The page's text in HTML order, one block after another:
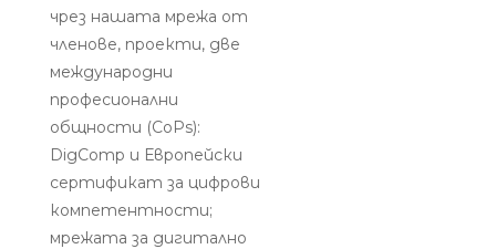
чрез нашата мрежа от
членове, проекти, две
международни
професионални
общности (CoPs):
DigComp и Европейски
сертификат за цифрови
компетентности;
мрежата за дигитално